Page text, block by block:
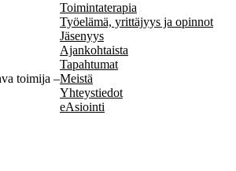
toimija –
Toimintaterapia
Työelämä, yrittäjyys ja opinnot
Jäsenyys
Ajankohtaista
Tapahtumat
Meistä
Yhteystiedot
eAsiointi